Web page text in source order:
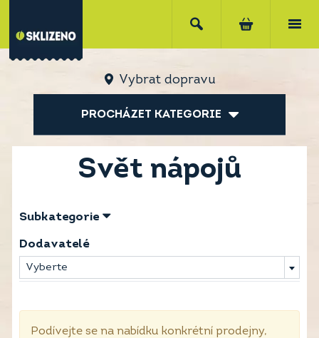
Vybrat dopravu
PROCHÁZET KATEGORIE
Svět nápojů
Subkategorie
Dodavatelé
Vyberte
Podívejte se na nabídku konkrétní prodejny,